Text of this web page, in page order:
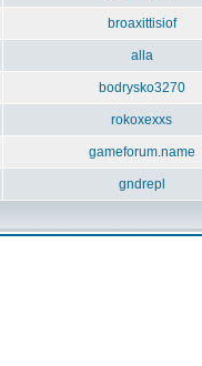
broaxittisiof
alla
bodrysko3270
rokoxexxs
gameforum.name
gndrepl